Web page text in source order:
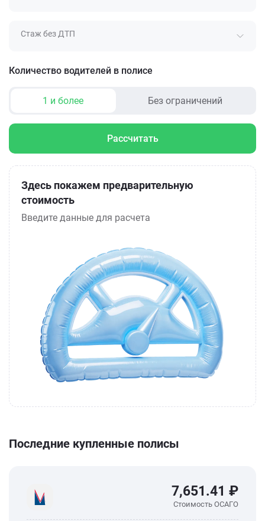
Стаж без ДТП
Количество водителей в полисе
1 и более Без ограничений
Рассчитать
Здесь покажем предварительную
стоимость
Введите данные для расчета
Последние купленные полисы
7,651.41 ₽
Стоимость ОСАГО